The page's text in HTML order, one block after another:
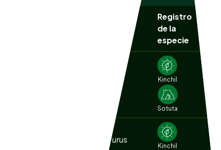
Registro
de la
especie
Kinchil
Sotuta
brachyurus
Kinchil